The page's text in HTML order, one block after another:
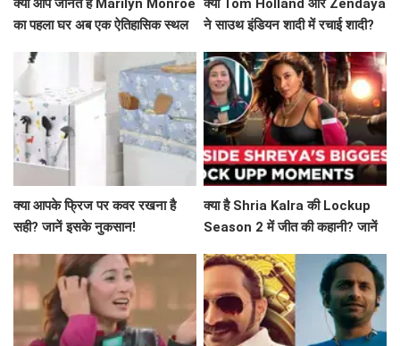
का पहला घर अब एक ऐतिहासिक स्थल
ने साउथ इंडियन शादी में रचाई शादी?
क्या आपके फ्रिज पर कवर रखना है
सही? जानें इसके नुकसान!
क्या है Shria Kalra की Lockup
Season 2 में जीत की कहानी? जानें